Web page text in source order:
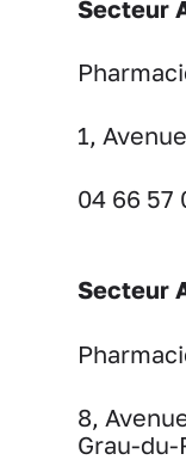
Secteur
1,
04 66 57
Secteur
8,
Grau-du-